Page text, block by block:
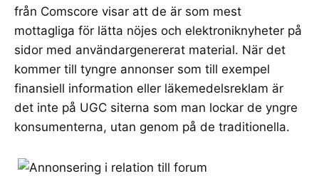
från Comscore visar att de är som mest
mottagliga för lätta nöjes och elektroniknyheter på
sidor med användargenererat material. När det
kommer till tyngre annonser som till exempel
finansiell information eller läkemedelsreklam är
det inte på UGC siterna som man lockar de yngre
konsumenterna, utan genom på de traditionella.